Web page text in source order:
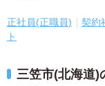
正社員(正職員) 契約
ト
三笠市(北海道)